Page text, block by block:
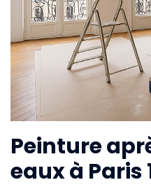
Peinture
eaux à Paris